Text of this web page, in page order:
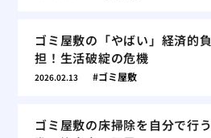
ゴミ屋敷の「やばい」経済的負
担！生活破綻の危機
2026.02.13 ゴミ屋敷
ゴミ屋敷の床掃除を自分で行う